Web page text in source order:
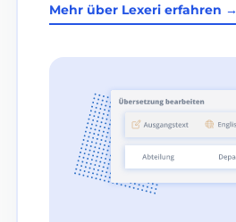
Mehr über Lexeri erfahren →